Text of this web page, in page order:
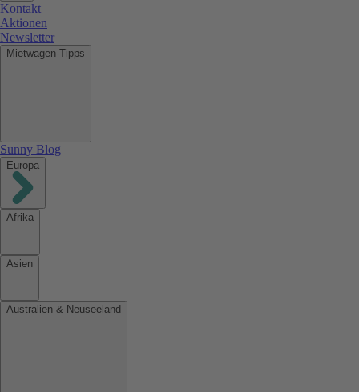
Kontakt
Aktionen
Newsletter
Mietwagen-Tipps
Sunny Blog
Europa
Afrika
Asien
Australien & Neuseeland